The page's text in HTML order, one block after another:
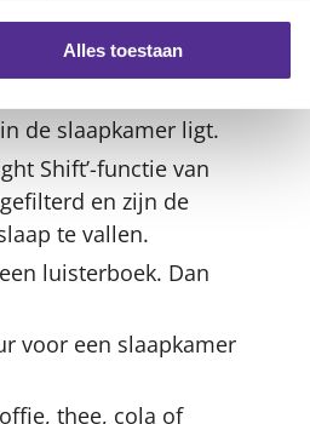
Alles toestaan
het onrustig als er
scherm. Je kind
de slaapkamer ligt.
Shift’-functie van
en zijn de
te vallen.
luisterboek. Dan
voor een slaapkamer
thee, cola of